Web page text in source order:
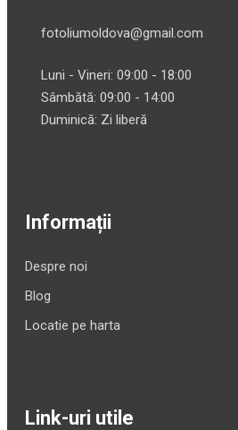
fotoliumoldova@gmail.com
Luni - Vineri: 09:00 - 18:00
Sâmbătă: 09:00 - 14:00
Duminică: Zi liberă
Informații
Despre noi
Blog
Locatie pe harta
Link-uri utile